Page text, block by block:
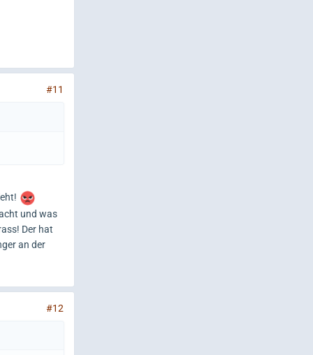
#11
und was
Der hat
an der
#12